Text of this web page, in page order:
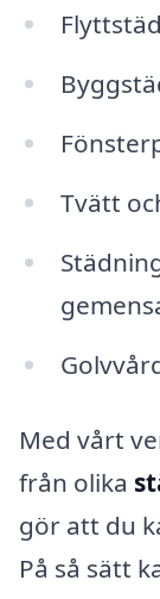
Tvätt
Med vårt
från olika
gör att du
På så sätt